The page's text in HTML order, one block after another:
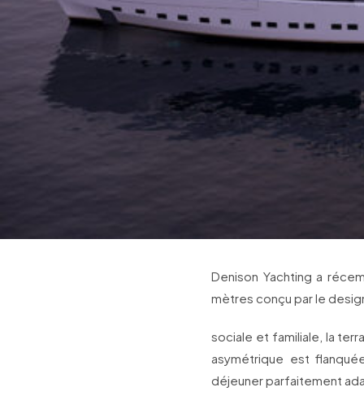
Denison Yachting a
mètres conçu par le
sociale et familiale, la
asymétrique est
déjeuner parfaitement